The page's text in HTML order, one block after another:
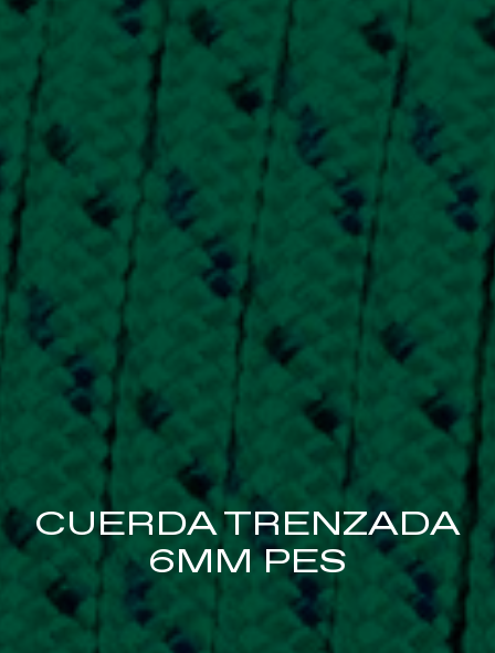
CUERDA TRENZADA
6MM PES